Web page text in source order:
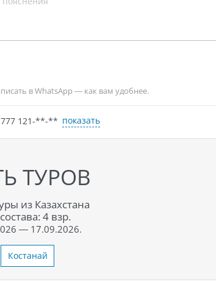
в WhatsApp — как вам удобнее.
121-**-** показать
ТУРОВ
из Казахстана
4 взр.
— 17.09.2026.
Костанай